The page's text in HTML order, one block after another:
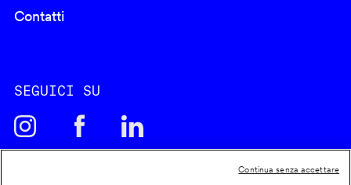
Contatti
SEGUICI SU
Continua senza accettare